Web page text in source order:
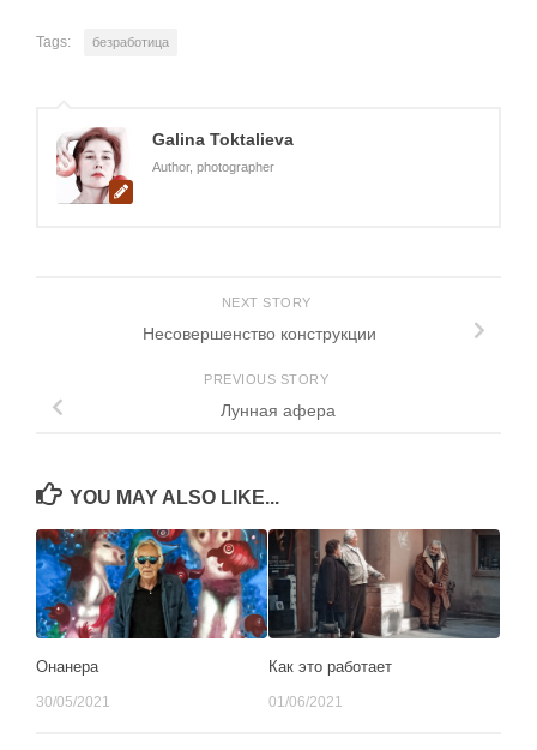
Tags: безработица
Galina Toktalieva
Author, photographer
NEXT STORY
Несовершенство конструкции
PREVIOUS STORY
Лунная афера
YOU MAY ALSO LIKE...
Онанера
30/05/2021
Как это работает
01/06/2021